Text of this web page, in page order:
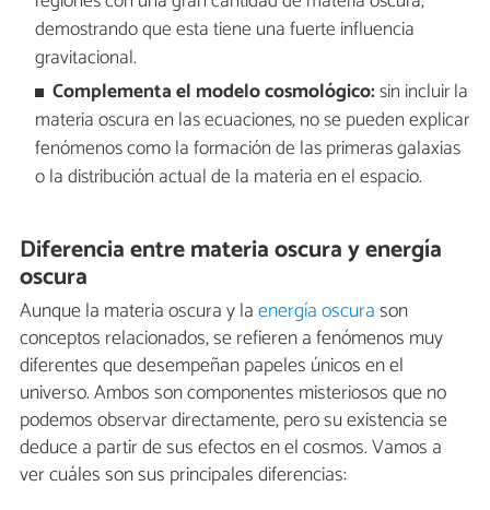
demostrando que esta tiene una fuerte influencia
gravitacional.
Complementa el modelo cosmológico:sin incluir la
materia oscura en las ecuaciones, no se pueden explicar
fenómenos como la formación de las primeras galaxias
o la distribución actual de la materia en el espacio.
Diferencia entre materia oscura y energía
oscura
Aunque la materia oscura y laenergía oscurason
conceptos relacionados, se refieren a fenómenos muy
diferentes que desempeñan papeles únicos en el
universo. Ambos son componentes misteriosos que no
podemos observar directamente, pero su existencia se
deduce a partir de sus efectos en el cosmos. Vamos a
ver cuáles son sus principales diferencias: